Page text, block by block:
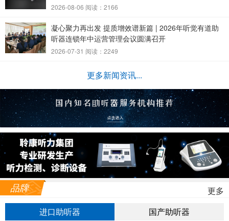
2026-08-06 阅读：2166
凝心聚力再出发 提质增效谱新篇 | 2026年听觉有道助
听器连锁年中运营管理会议圆满召开
2026-07-31 阅读：2249
更多新闻资讯...
品牌
更多
进口助听器
国产助听器